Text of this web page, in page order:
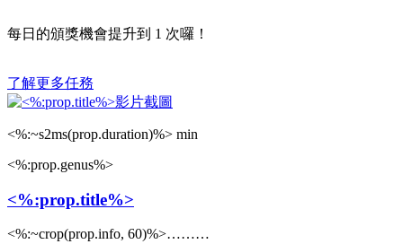
每日的頒獎機會提升到 1 次囉！
了解更多任務
<%:~s2ms(prop.duration)%> min
<%:prop.genus%>
<%:prop.title%>
<%:~crop(prop.info, 60)%>………